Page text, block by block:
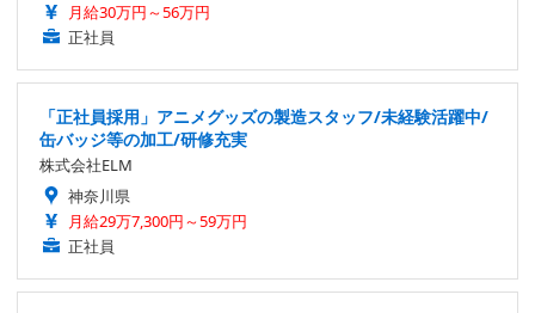
月給30万円～56万円
正社員
「正社員採用」アニメグッズの製造スタッフ/未経験活躍中/
缶バッジ等の加工/研修充実
株式会社ELM
神奈川県
月給29万7,300円～59万円
正社員